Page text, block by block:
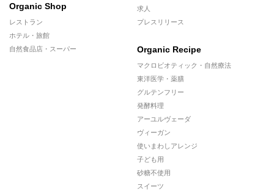
Organic Shop
レストラン
ホテル・旅館
自然食品店・スーパー
求人
プレスリリース
Organic Recipe
マクロビオティック・自然療法
東洋医学・薬膳
グルテンフリー
発酵料理
アーユルヴェーダ
ヴィーガン
使いまわしアレンジ
子ども用
砂糖不使用
スイーツ